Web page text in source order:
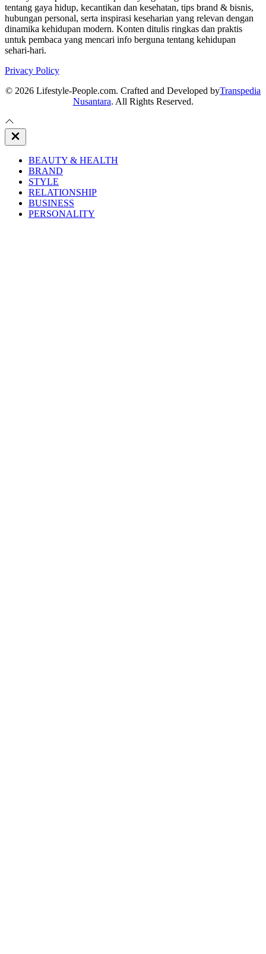
tentang gaya hidup, kecantikan dan kesehatan, tips brand & bisnis,
hubungan personal, serta inspirasi keseharian yang relevan dengan
dinamika kehidupan modern. Konten ditulis ringkas dan praktis
untuk pembaca yang mencari info berguna tentang kehidupan
sehari-hari.
Privacy Policy
© 2026 Lifestyle-People.com. Crafted and Developed byTranspedia
Nusantara. All Rights Reserved.
Close
Off
BEAUTY & HEALTH
BRAND
STYLE
RELATIONSHIP
BUSINESS
PERSONALITY